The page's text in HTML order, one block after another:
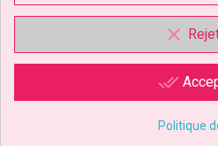
clear
done_all
Politique